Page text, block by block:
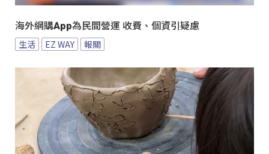
海外網購App為民間營運 收費、個資引疑慮
生活 EZ WAY 報關